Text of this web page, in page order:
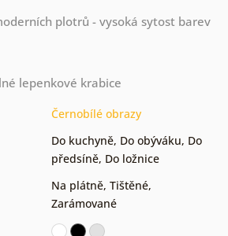
plotrů - vysoká sytost barev
lepenkové krabice
Černobílé obrazy
Do kuchyně, Do obýváku, Do
předsíně, Do ložnice
Na plátně, Tištěné,
Zarámované